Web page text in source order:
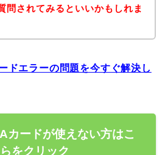
問されてみるといいかもしれま
ドエラーの問題を今すぐ解決し
カードが使えない方はこ
をクリック